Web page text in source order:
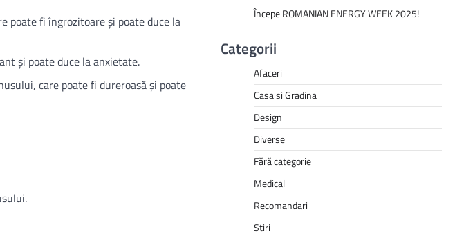
poate fi îngrozitoare și poate duce la
și poate duce la anxietate.
care poate fi dureroasă și poate
Începe ROMANIAN ENERGY WEEK 2025!
Categorii
Afaceri
Casa si Gradina
Design
Diverse
Fără categorie
Medical
Recomandari
Stiri